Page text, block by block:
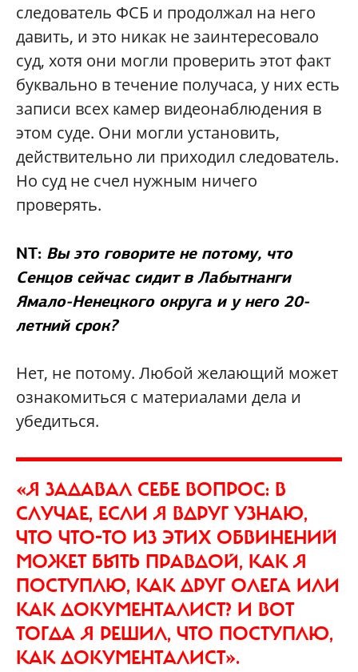
следователь ФСБ и продолжал на него
давить, и это никак не заинтересовало
суд, хотя они могли проверить этот факт
буквально в течение получаса, у них есть
записи всех камер видеонаблюдения в
этом суде. Они могли установить,
действительно ли приходил следователь.
Но суд не счел нужным ничего
проверять.
NT: Вы это говорите не потому, что
Сенцов сейчас сидит в Лабытнанги
Ямало-Ненецкого округа и у него 20-
летний срок?
Нет, не потому. Любой желающий может
ознакомиться с материалами дела и
убедиться.
«Я ЗАДАВАЛ СЕБЕ ВОПРОС: В
СЛУЧАЕ, ЕСЛИ Я ВДРУГ УЗНАЮ,
ЧТО ЧТО-ТО ИЗ ЭТИХ ОБВИНЕНИЙ
МОЖЕТ БЫТЬ ПРАВДОЙ, КАК Я
ПОСТУПЛЮ, КАК ДРУГ ОЛЕГА ИЛИ
КАК ДОКУМЕНТАЛИСТ? И ВОТ
ТОГДА Я РЕШИЛ, ЧТО ПОСТУПЛЮ,
КАК ДОКУМЕНТАЛИСТ».